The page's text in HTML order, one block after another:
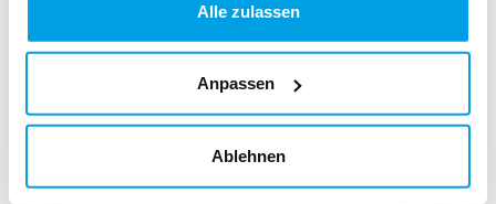
Alle zulassen
Anpassen
Ablehnen